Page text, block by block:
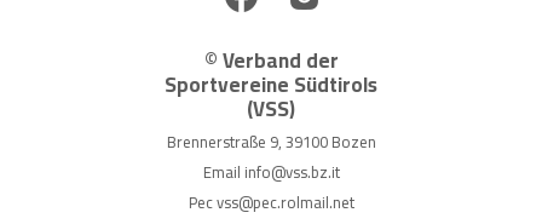
© Verband der
Sportvereine Südtirols
(VSS)
Brennerstraße 9, 39100 Bozen
Email info@vss.bz.it
Pecvss@pec.rolmail.net